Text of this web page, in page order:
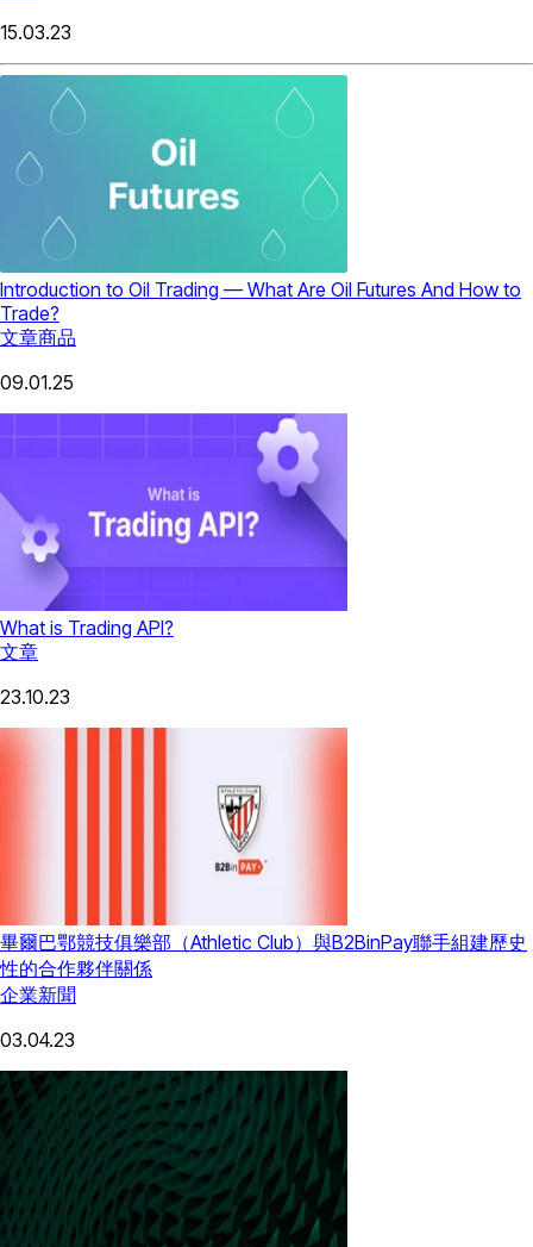
15.03.23
Introduction to Oil Trading — What Are Oil Futures And How to
Trade?
文章商品
09.01.25
What is Trading API?
文章
23.10.23
畢爾巴鄂競技俱樂部（Athletic Club）與B2BinPay聯手組建歷史
性的合作夥伴關係
企業新聞
03.04.23